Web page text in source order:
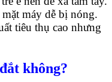
máy dễ bị nóng.
tiêu thụ cao nhưng
không?